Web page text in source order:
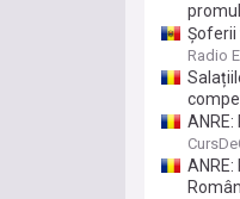
Șoferii
Radio